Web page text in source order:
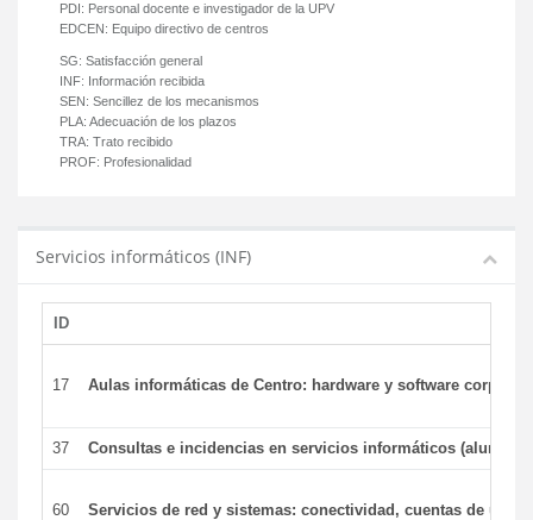
PDI: Personal docente e investigador de la UPV
EDCEN: Equipo directivo de centros
SG: Satisfacción general
INF: Información recibida
SEN: Sencillez de los mecanismos
PLA: Adecuación de los plazos
TRA: Trato recibido
PROF: Profesionalidad
Servicios informáticos (INF)
ID
17 Aulas informáticas de Centro: hardware y software
37 Consultas e incidencias en servicios informáticos (alumnos)
60 Servicios de red y sistemas: conectividad, cuentas de